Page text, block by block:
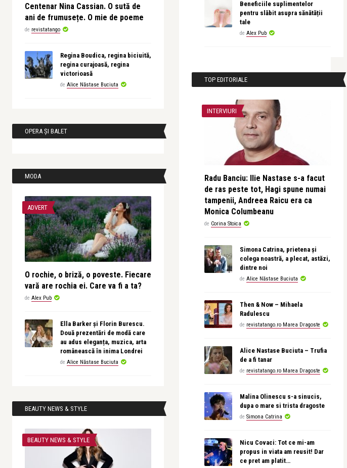
Centenar Nina Cassian. O sută de
ani de frumusețe. O mie de poeme
de revistatango
Regina Boudica, regina biciuită,
regina curajoasă, regina
victorioasă
de Alice Năstase Buciuta
OPERA ȘI BALET
MODA
ADVERT
O rochie, o briză, o poveste. Fiecare
vară are rochia ei. Care va fi a ta?
de Alex Pub
Ella Barker și Florin Burescu.
Două prezentări de modă care
au adus eleganța, muzica, arta
românească în inima Londrei
de Alice Năstase Buciuta
BEAUTY NEWS & STYLE
BEAUTY NEWS & STYLE
Beneficiile suplimentelor
pentru slăbit asupra sănătății
tale
de Alex Pub
TOP EDITORIALE
INTERVIURI
Radu Banciu: Ilie Nastase s-a facut
de ras peste tot, Hagi spune numai
tampenii, Andreea Raicu era ca
Monica Columbeanu
de Corina Stoica
Simona Catrina, prietena și
colega noastră, a plecat, astăzi,
dintre noi
de Alice Năstase Buciuta
Then & Now – Mihaela
Radulescu
de revistatango.ro Marea Dragoste
Alice Nastase Buciuta – Trufia
de a fi tanar
de revistatango.ro Marea Dragoste
Malina Olinescu s-a sinucis,
dupa o mare si trista dragoste
de Simona Catrina
Nicu Covaci: Tot ce mi-am
propus in viata am reusit! Dar
ce pret am platit…